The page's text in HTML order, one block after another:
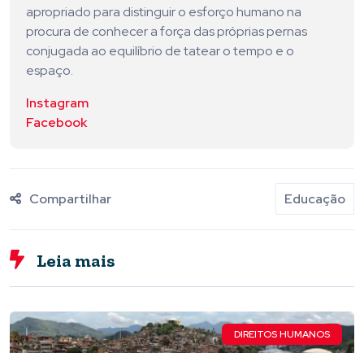
apropriado para distinguir o esforço humano na
procura de conhecer a força das próprias pernas
conjugada ao equilíbrio de tatear o tempo e o
espaço.
Instagram
Facebook
Compartilhar Educação
Leia mais
DIREITOS HUMANOS